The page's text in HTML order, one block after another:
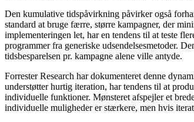
Den kumulative tidspåvirkning påvirker også
standard at bruge færre, større kampagner, der
implementeringen let, har en tendens til at teste
programmer fra generiske udsendelsesmetoder.
tidsbesparelsen pr. kampagne alene ville antyde.
Forrester Research har dokumenteret denne
understøtter hurtig iteration, har tendens til at
individuelle funktioner. Mønsteret afspejler et
individuelle muligheder er stærkere, men hvis